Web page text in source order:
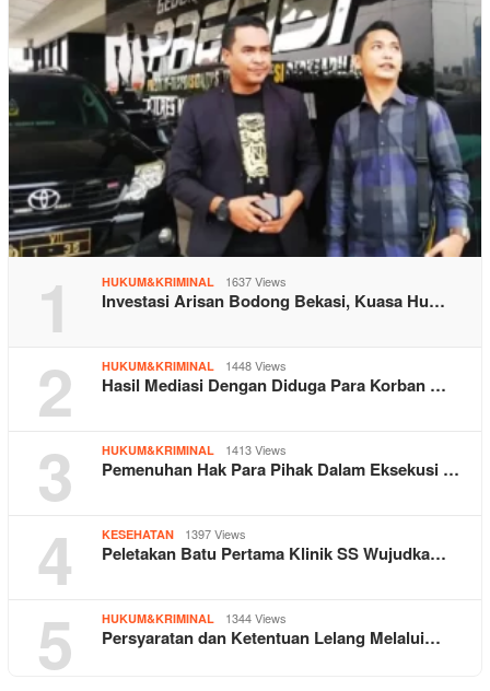
1 HUKUM&KRIMINAL 1637 Views
Investasi Arisan Bodong Bekasi, Kuasa Hu…
2 HUKUM&KRIMINAL 1448 Views
Hasil Mediasi Dengan Diduga Para Korban …
3 HUKUM&KRIMINAL 1413 Views
Pemenuhan Hak Para Pihak Dalam Eksekusi …
4 KESEHATAN 1397 Views
Peletakan Batu Pertama Klinik SS Wujudka…
5 HUKUM&KRIMINAL 1344 Views
Persyaratan dan Ketentuan Lelang Melalui…